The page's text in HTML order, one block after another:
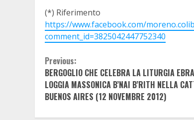
(*) Riferimento
https://www.facebook.com/
comment_id=3825042447752340
Continue
Reading
Previous:
BERGOGLIO CHE CELEBRA LA LITURGIA
LOGGIA MASSONICA B’NAI B’RITH NELLA
BUENOS AIRES (12 NOVEMBRE 2012)